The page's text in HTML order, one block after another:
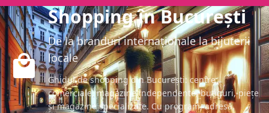
Shopping în București
De la branduri internaționale la bijuterii
locale
Ghidul de shopping din București: centre
comerciale, magazine independente, butiguri, piețe
și magazine specializate. Cu program, adresă,